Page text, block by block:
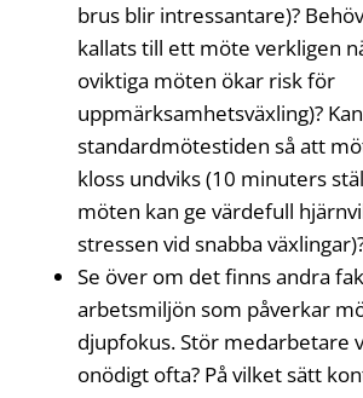
brus blir intressantare)?
kallats till ett möte verkligen
oviktiga möten ökar risk för
uppmärksamhetsväxling)?
standardmötestiden så att
kloss undviks (10 minuters
möten kan ge värdefull
stressen vid snabba
Se över om det finns andra
arbetsmiljön som påverkar
djupfokus. Stör medarbetare
onödigt ofta? På vilket sätt